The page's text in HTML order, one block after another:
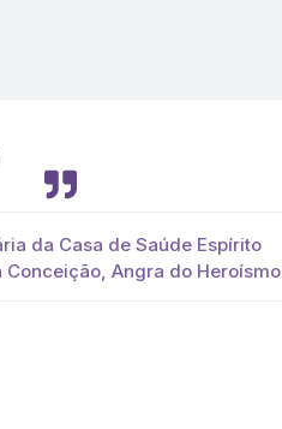
da Casa de Saúde Espírito
Angra do Heroísmo